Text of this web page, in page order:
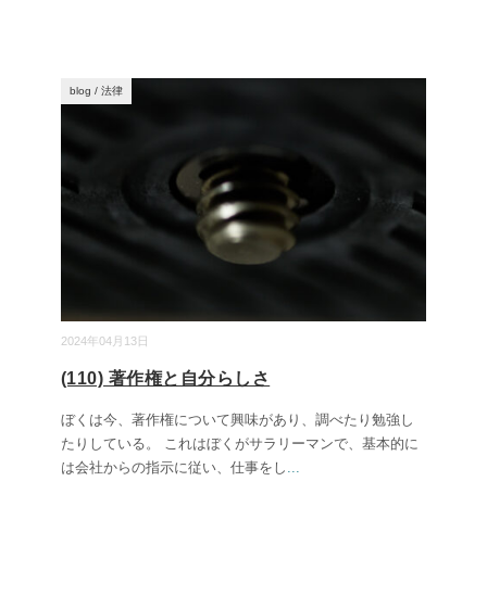
2024年04月13日
blog / 法律
(110) 著作権と自分らしさ
ぼくは今、著作権について興味があり、調べたり勉強し
たりしている。 これはぼくがサラリーマンで、基本的に
は会社からの指示に従い、仕事をし ...